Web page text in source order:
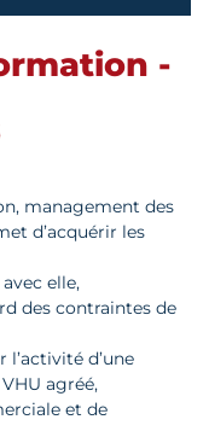
-
management des
d’acquérir les
elle,
des contraintes de
d’une
agréé,
et de